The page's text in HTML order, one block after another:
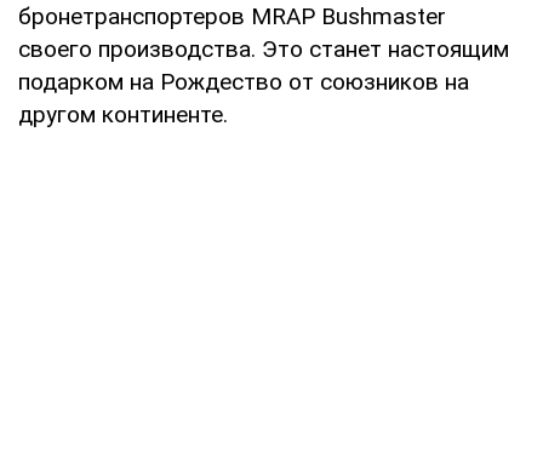
бронетранспортеров MRAP Bushmaster
своего производства. Это станет настоящим
подарком на Рождество от союзников на
другом континенте.